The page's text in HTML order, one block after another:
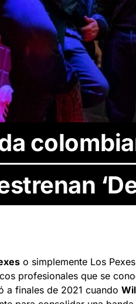
o simplemente Los
profesionales que se
a finales de 2021 cuando